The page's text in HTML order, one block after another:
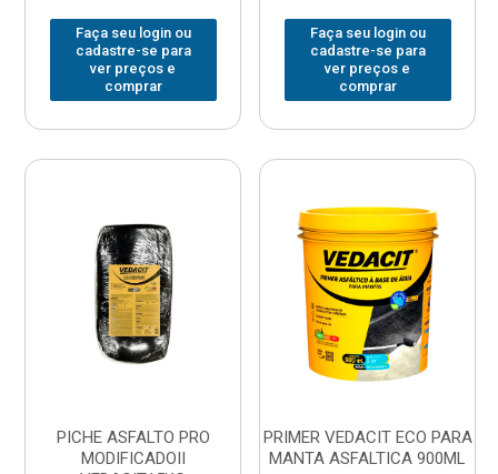
Faça seu login ou
cadastre-se para
ver preços e
comprar
Faça seu login ou
cadastre-se para
ver preços e
comprar
PICHE ASFALTO PRO
MODIFICADOII
PRIMER VEDACIT ECO PARA
MANTA ASFALTICA 900ML